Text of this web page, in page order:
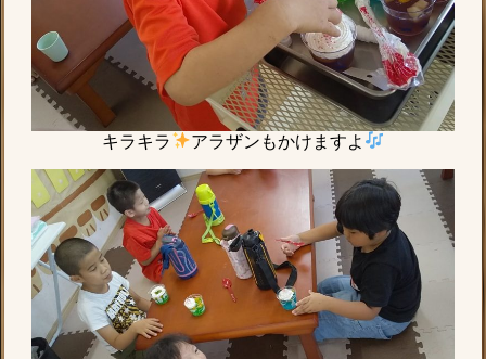
キラキラ アラザンもかけますよ